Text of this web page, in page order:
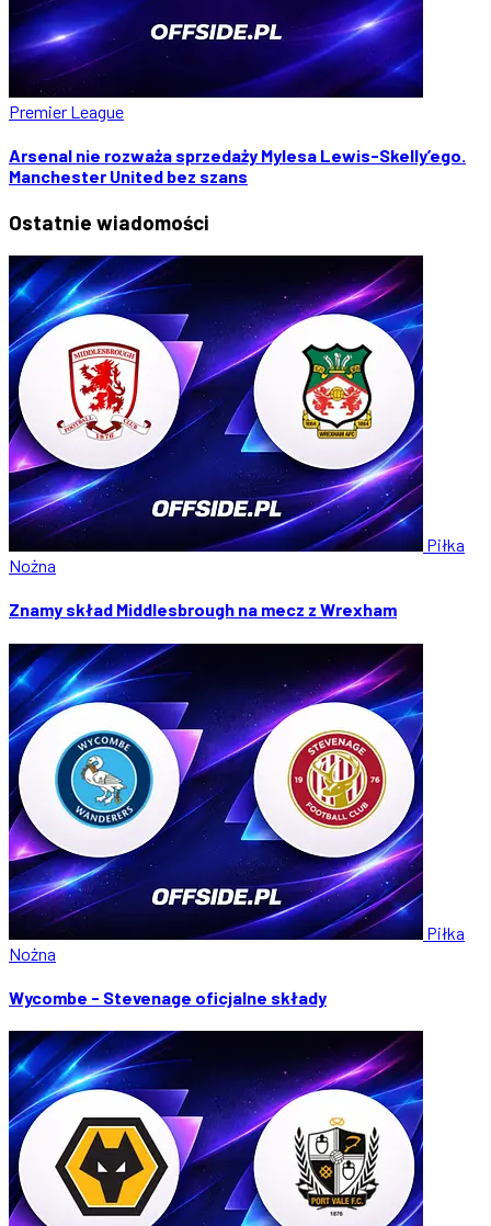
Premier League
Arsenal nie rozważa sprzedaży Mylesa Lewis-Skelly’ego.
Manchester United bez szans
Ostatnie wiadomości
Piłka
Nożna
Znamy skład Middlesbrough na mecz z Wrexham
Piłka
Nożna
Wycombe - Stevenage oficjalne składy